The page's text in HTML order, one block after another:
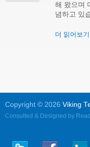
해 왔으며
념하고 있
더 읽어보기
Copyright © 2026 Viking
Consulted & Designed by